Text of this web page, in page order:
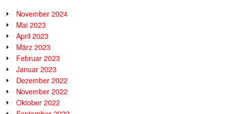
November 2024
Mai 2023
April 2023
März 2023
Februar 2023
Januar 2023
Dezember 2022
November 2022
Oktober 2022